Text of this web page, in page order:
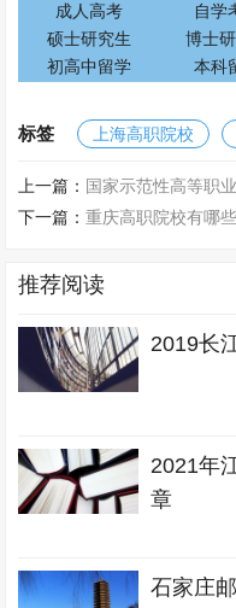
成人高考
自学
硕士研究生
博士
初高中留学
本科
标签 上海高职院校
上一篇： 国家示范性高等职
下一篇：重庆高职院校有哪
推荐阅读
2019长
2021年
章
石家庄